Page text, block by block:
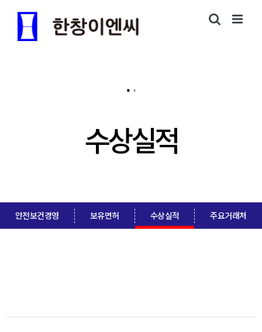
수상실적
안전보건경영 보유면허 수상실적 주요거래처